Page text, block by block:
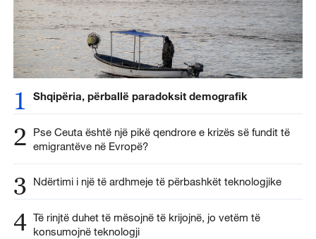
1 Shqipëria, përballë paradoksit demografik
2
Pse Ceuta është një pikë qendrore e krizës së fundit të
emigrantëve në Evropë?
3 Ndërtimi i një të ardhmeje të përbashkët teknologjike
4 Të rinjtë duhet të mësojnë të krijojnë, jo vetëm të
konsumojnë teknologji